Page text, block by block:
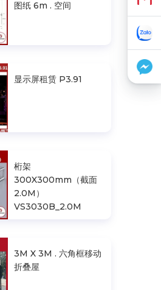
图纸 6m . 空间
显示屏租赁 P3.91
桁架
300X300mm（截面
2.0M）
VS3030B_2.0M
3M X 3M . 六角框移动
折叠屋